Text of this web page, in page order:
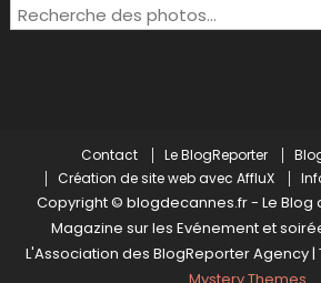
Contact Le BlogReporter
Création de site web avec AffluX
Copyright © blogdecannes.fr - Le Blog
Magazine sur les Evénement et
L'Association des BlogReporter Agency |